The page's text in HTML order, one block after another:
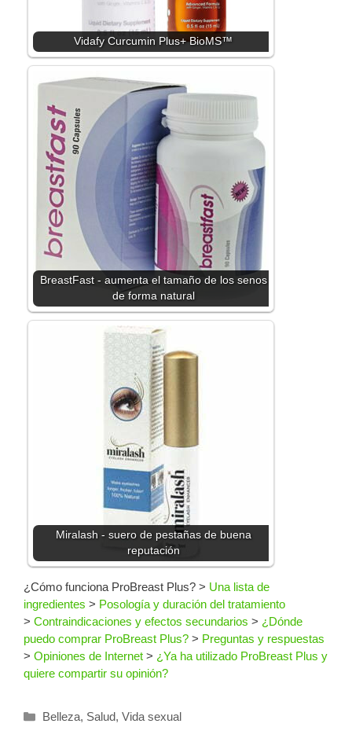
Vidafy Curcumin Plus+ BioMS™
BreastFast - aumenta el tamaño de los senos
de forma natural
Miralash - suero de pestañas de buena
reputación
¿Cómo funciona ProBreast Plus? > Una lista de
ingredientes > Posología y duración del tratamiento
> Contraindicaciones y efectos secundarios > ¿Dónde
puedo comprar ProBreast Plus? > Preguntas y respuestas
> Opiniones de Internet > ¿Ya ha utilizado ProBreast Plus y
quiere compartir su opinión?
Categorías
Belleza, Salud, Vida sexual